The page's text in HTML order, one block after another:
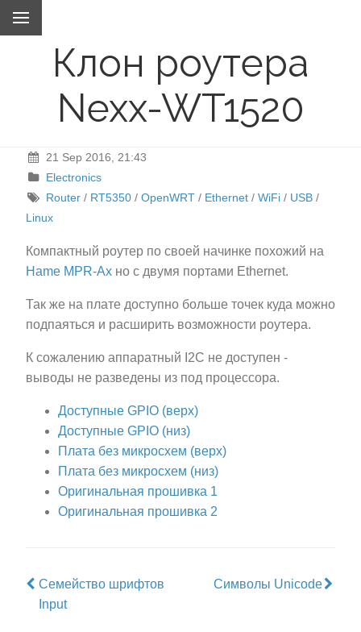
Клон роутера
Nexx-WT1520
21 Sep 2016, 21:43
Electronics
Router / RT5350 /OpenWRT / Ethernet /WiFi / USB /
Linux
Компактный роутер по своей начинке похожий на
Hame MPR-Ax но с двумя портами Ethernet.
Так же на плате доступно больше точек куда можно
подпаяться и расширить возможности роутера.
К сожалению аппаратный I 2C не доступен -
выводы не разведены из под процессора.
Доступные GPIO (верх)
Доступные GPIO (низ)
Плата без микросхем (верх)
Плата без микросхем (низ)
Оригинальная прошивка 1
Оригинальная прошивка 2
Семейство шрифтов
Input
Символы Unicode